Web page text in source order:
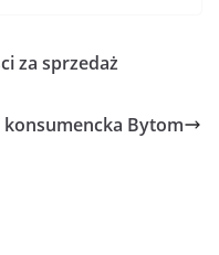
za sprzedaż
konsumencka Bytom